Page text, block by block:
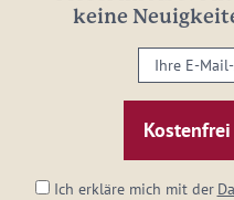
keine
Ihre
E-
Mail-
Adresse:
Ich erkläre mich mit der